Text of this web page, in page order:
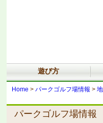
遊び方
Home > パークゴルフ場情報 >
パークゴルフ場情報